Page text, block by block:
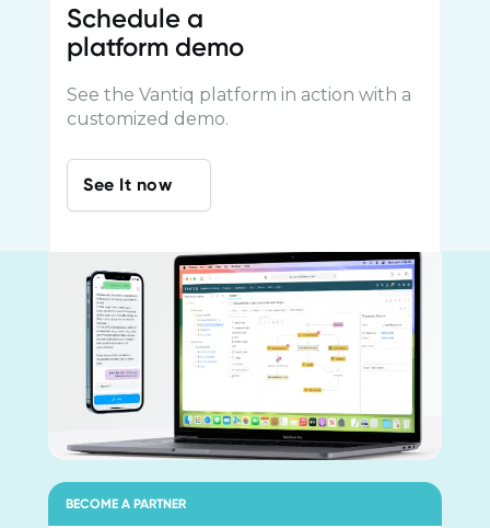
Schedule a
platform demo
See the Vantiq platform in action with a
customized demo.
See It now
BECOME A PARTNER